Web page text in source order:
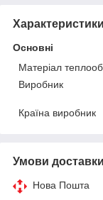
Характеристики
Основні
Матеріал
Виробник
Країна виробник
Умови доставки
Нова Пошта